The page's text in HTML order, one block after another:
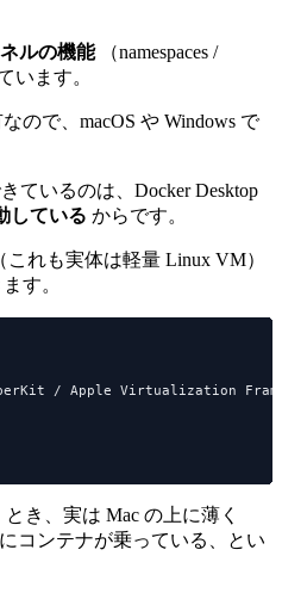
ルの機能（namespaces /
います。
ので、macOS や Windows で
ているのは、Docker Desktop
している からです。
これも実体は軽量 Linux VM）
す。
/ Apple Virtualization
き、実は Mac の上に薄く
コンテナが乗っている、とい